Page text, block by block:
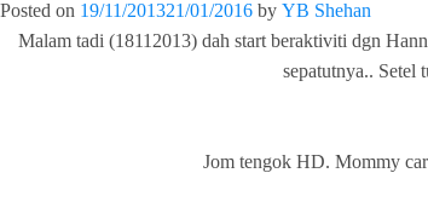
Posted on 19/11/201321/01/2016 by YB Shehan
Malam tadi (18112013) dah start beraktiviti dgn
sepatutnya.. Setel
Jom tengok HD. Mommy